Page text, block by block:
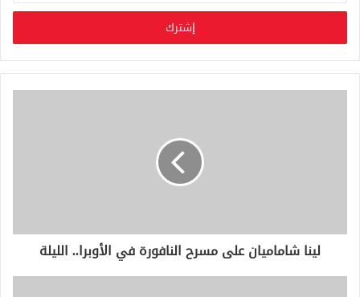
خ
ب
ر
ي
ر
ي
لينا شاماميان على مسرح النافورة في الأوبرا.. الليلة